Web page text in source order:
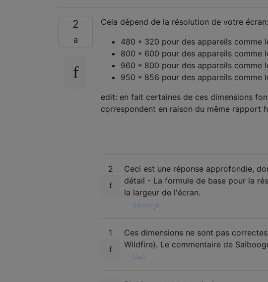
2
Cela dépend de la résolution de votre écran:
480 * 320 pour des appareils comme
800 * 600 pour des appareils comme
960 * 800 pour des appareils comme
950 * 856 pour des appareils comme
edit: en fait certaines de ces dimensions
correspondent en raison du même rapport
2
Ceci est une réponse approfondie,
détail - La formule de base pour la
la largeur de l'écran.
Saiboogu
1
Ces dimensions ne sont pas
Wildfire). Le commentaire de
Matt